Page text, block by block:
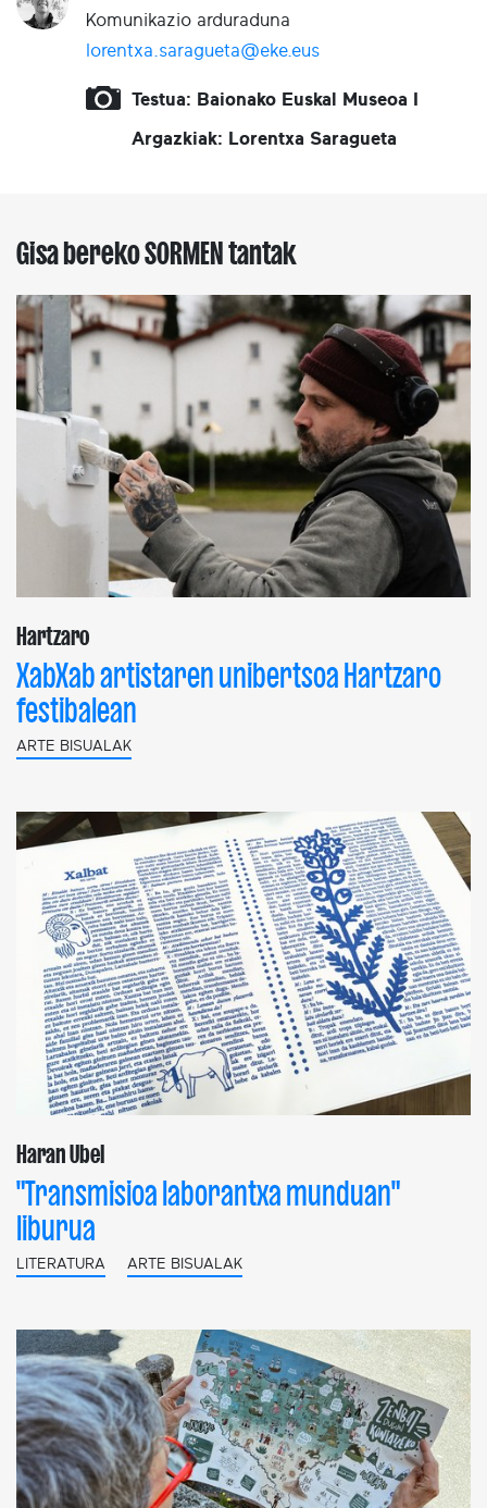
Komunikazio arduraduna
lorentxa.saragueta@eke.eus
Testua: Baionako Euskal Museoa I
Argazkiak: Lorentxa Saragueta
Gisa bereko SORMEN tantak
Hartzaro
XabXab artistaren unibertsoa Hartzaro
festibalean
ARTE BISUALAK
Haran Ubel
"Transmisioa laborantxa munduan"
liburua
LITERATURA ARTE BISUALAK